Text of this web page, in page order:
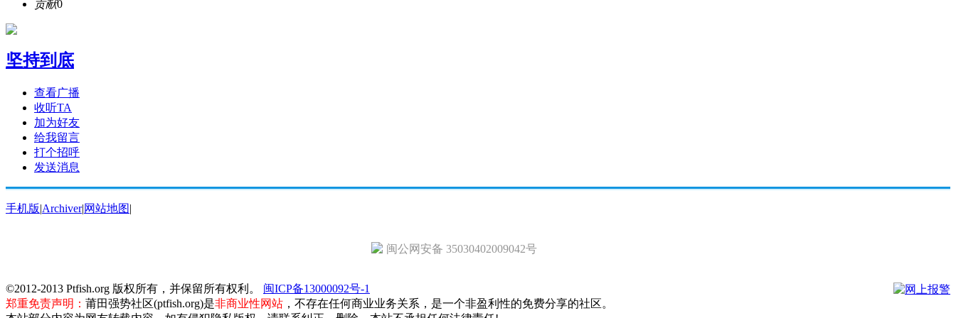
贡献0
坚持到底
查看广播
收听TA
加为好友
给我留言
打个招呼
发送消息
手机版|Archiver|网站地图|
闽公网安备 35030402009042号
©2012-2013 Ptfish.org 版权所有，并保留所有权利。 闽ICP备13000092号-1
郑重免责声明： 莆田强势社区(ptfish.org)是非商业性网站 ，不存在任何商业业务关系，是一个非盈利性的免费分享的社区。